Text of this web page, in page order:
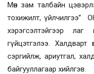
Мөн зам талбайн
тохижилт, үйлчилгээ”
хэрэгсэлтэйгээр
гүйцэтгэлээ. Халдварт
сэргийлж, ариутгал,
байгууллагаар хийлгэв.